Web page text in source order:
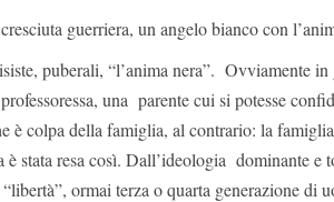
guerriera, un angelo bianco con
puberali, “l’anima nera”. Ovviamente
una parente cui si potesse
è colpa della famiglia, al contrario: la
stata resa così. Dall’ideologia dominante e
ormai terza o quarta generazione di